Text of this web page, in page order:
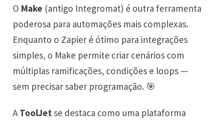
O Make (antigo Integromat) é outra ferramenta
poderosa para automações mais complexas.
Enquanto o Zapier é ótimo para integrações
simples, o Make permite criar cenários com
múltiplas ramificações, condições e loops —
sem precisar saber programação. 🎯
AToolJetse destaca como uma plataforma